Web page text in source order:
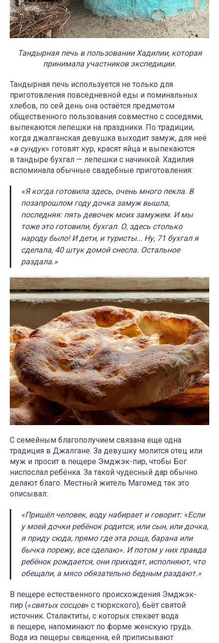
Тандырная печь в пользовании Хадилии, которая
принимала участников экспедиции.
Тандырная печь используется не только для
приготовления повседневной еды и поминальных
хлебов, по сей день она остаётся предметом
общественного пользования совместно с соседями,
выпекаются лепешки на праздники. По традиции,
когда джалганская девушка выходит замуж, для неё
«в сундук» готовят кур, красят яйца и выпекаются
в тандыре бухгал — лепешки с начинкой. Хадилия
вспоминала обычные свадебные приготовления:
«Я когда готовила здесь, очень много пекла. В
позапрошлом году дочка замуж вышла,
последняя: пять девочек моих замужем. И мы
тоже это готовили, бухгал. О, здесь столько
народу было! И дети, и туристы... Ну, 71 бухгал я
сделала, 40 штук домой снесла. Остальное
раздала.»
С семейным благополучием связана еще одна
традиция в Джалгане. За девушку молится отец или
муж и просит в пещере Эмджэк-пир, чтобы Бог
ниспослал ребёнка. За такой чудесный дар обычно
делают благо. Местный житель Магомед так это
описывал:
«Пришёл человек, воду набирает и говорит: «Если
у моей дочки ребёнок родится, или сын, или дочка,
я приду сюда, прямо где эта роща, барана или
бычка порежу, все сделаю». И потом у них правда
ребёнок рождается, они приходят, исполняют, что
обещали, а мясо обязательно бедным раздают.»
В пещере естественного происхождения Эмджэк-
пир («святых сосцов» с тюркского), бьёт святой
источник. Сталактиты, с которых стекает вода
в пещере, напоминают по форме женскую грудь.
Вода из пещеры священна, ей приписывают